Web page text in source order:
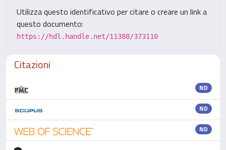
Utilizza questo identificativo per citare o creare un link a
questo documento:
https://hdl.handle.net/11388/373110
Citazioni
ND
ND
ND